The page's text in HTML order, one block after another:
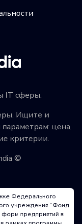
IT сферы.
Ищите и
цена,
критерии.
©
Федерального
учреждения "Фонд
форм предприятий в